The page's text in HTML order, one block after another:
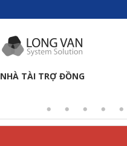
NHÀ TÀI TRỢ ĐỒNG